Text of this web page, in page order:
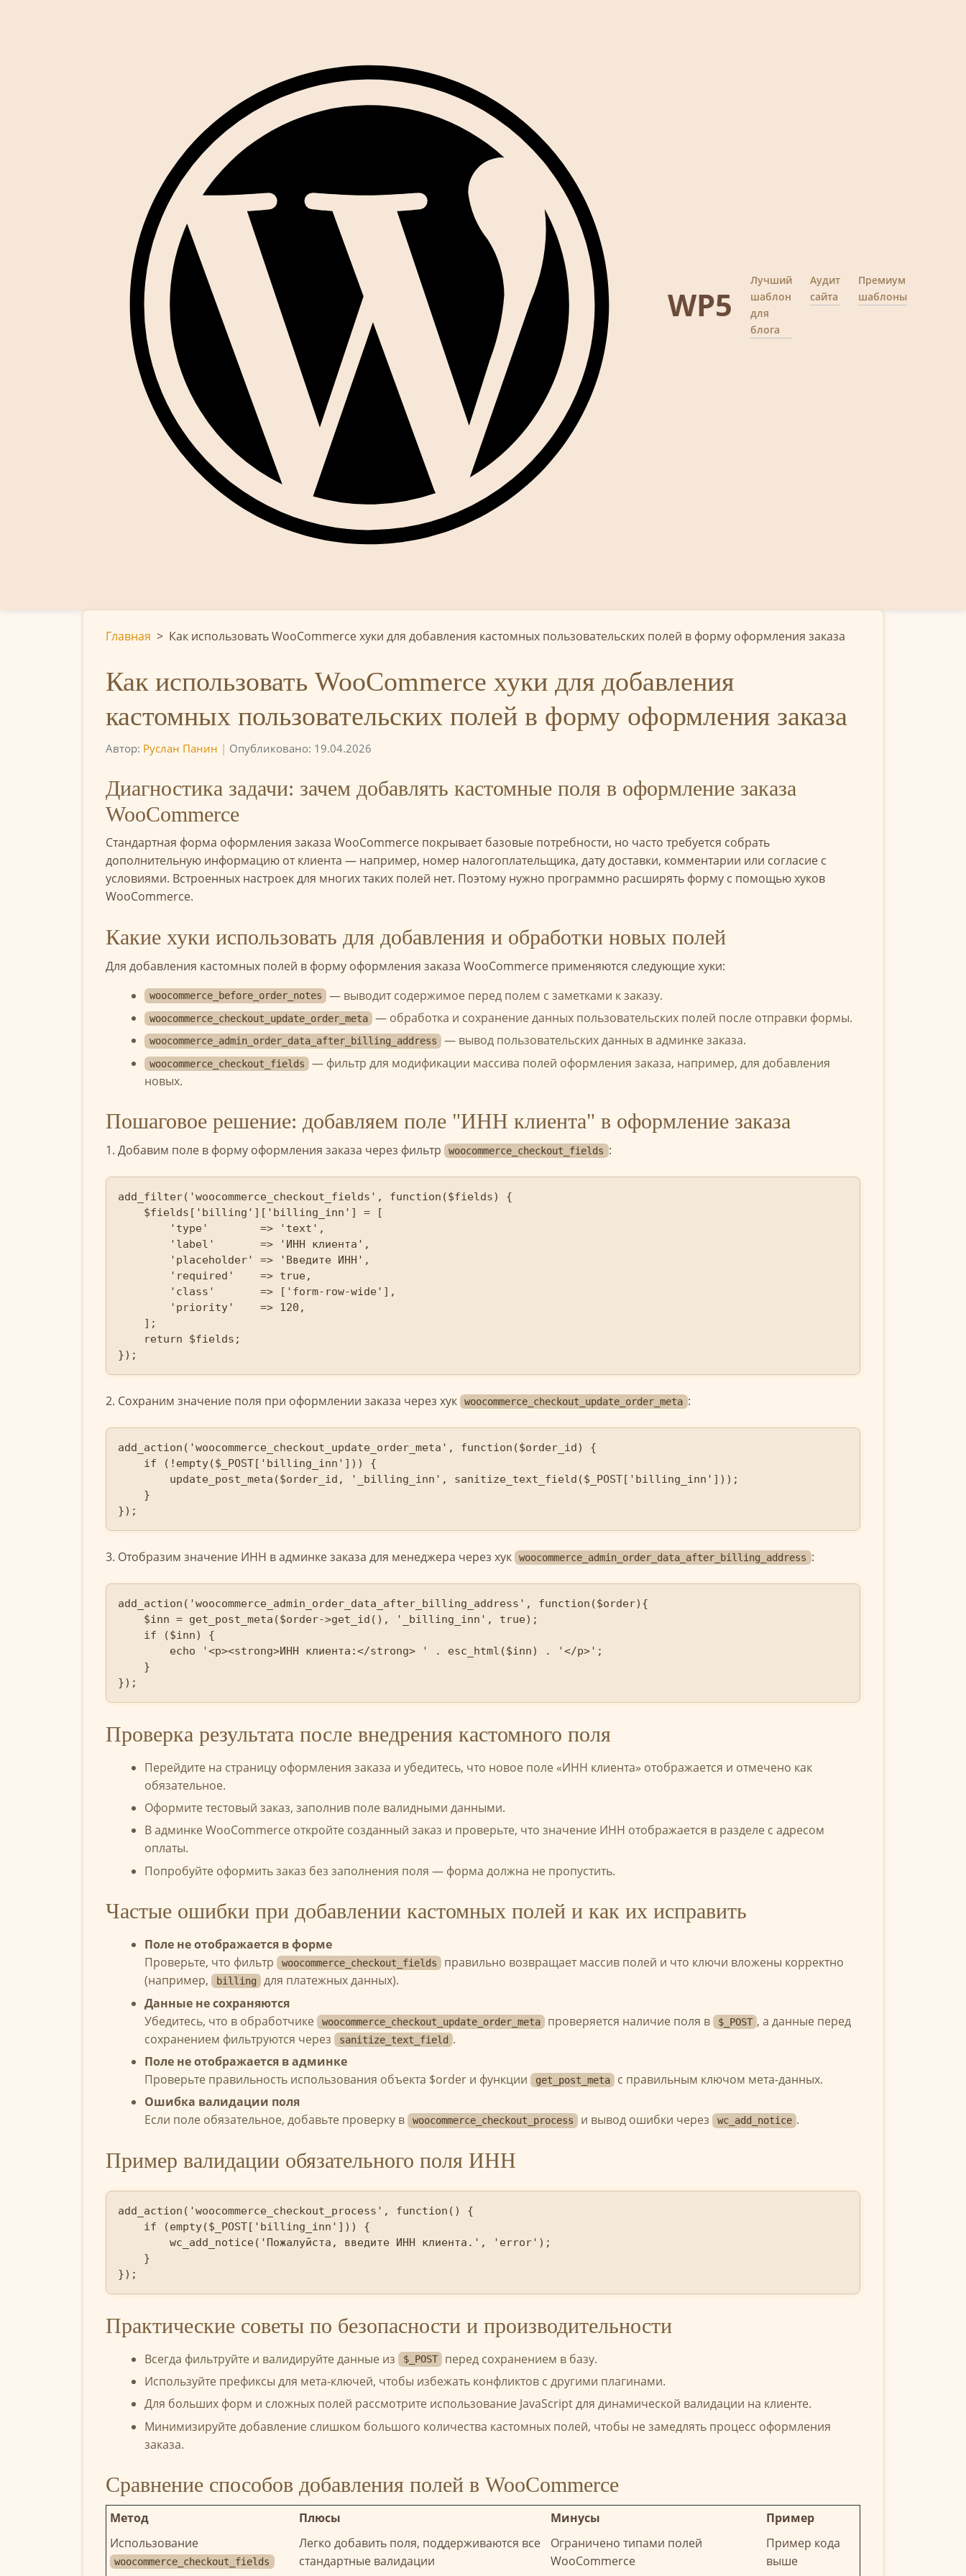
WP5
Лучший
шаблон
для
блога
Аудит
сайта
Премиум
шаблоны
Главная > Как использовать WooCommerce хуки для добавления кастомных пользовательских полей в форму оформления заказа
Как использовать WooCommerce хуки для добавления
кастомных пользовательских полей в форму оформления заказа
Автор: Руслан Панин | Опубликовано: 19.04.2026
Диагностика задачи: зачем добавлять кастомные поля в оформление заказа
WooCommerce
Стандартная форма оформления заказа WooCommerce покрывает базовые потребности, но часто требуется собрать
дополнительную информацию от клиента — например, номер налогоплательщика, дату доставки, комментарии или согласие с
условиями. Встроенных настроек для многих таких полей нет. Поэтому нужно программно расширять форму с помощью хуков
WooCommerce.
Какие хуки использовать для добавления и обработки новых полей
Для добавления кастомных полей в форму оформления заказа WooCommerce применяются следующие хуки:
woocommerce_before_order_notes — выводит содержимое перед полем с заметками к заказу.
woocommerce_checkout_update_order_meta — обработка и сохранение данных пользовательских полей после отправки формы.
woocommerce_admin_order_data_after_billing_address — вывод пользовательских данных в админке заказа.
woocommerce_checkout_fields
— фильтр для модификации массива полей оформления заказа, например, для добавления
новых.
Пошаговое решение: добавляем поле "ИНН клиента" в оформление заказа
1. Добавим поле в форму оформления заказа через фильтр woocommerce_checkout_fields :
add_filter('woocommerce_checkout_fields', function($fields) {
    $fields['billing']['billing_inn'] = [
        'type'        => 'text',
        'label'       => 'ИНН клиента',
        'placeholder' => 'Введите ИНН',
        'required'    => true,
        'class'       => ['form-row-wide'],
        'priority'    => 120,
    ];
    return $fields;
});
2. Сохраним значение поля при оформлении заказа через хук woocommerce_checkout_update_order_meta :
add_action('woocommerce_checkout_update_order_meta', function($order_id) {
    if (!empty($_POST['billing_inn'])) {
        update_post_meta($order_id, '_billing_inn', sanitize_text_field($_POST['billing_inn']));
    }
});
3. Отобразим значение ИНН в админке заказа для менеджера через хук woocommerce_admin_order_data_after_billing_address :
add_action('woocommerce_admin_order_data_after_billing_address', function($order){
    $inn = get_post_meta($order->get_id(), '_billing_inn', true);
    if ($inn) {
        echo '<p><strong>ИНН клиента:</strong> ' . esc_html($inn) . '</p>';
    }
});
Проверка результата после внедрения кастомного поля
Перейдите на страницу оформления заказа и убедитесь, что новое поле «ИНН клиента» отображается и отмечено как
обязательное.
Оформите тестовый заказ, заполнив поле валидными данными.
В админке WooCommerce откройте созданный заказ и проверьте, что значение ИНН отображается в разделе с адресом
оплаты.
Попробуйте оформить заказ без заполнения поля — форма должна не пропустить.
Частые ошибки при добавлении кастомных полей и как их исправить
Поле не отображается в форме
Проверьте, что фильтр woocommerce_checkout_fields
правильно возвращает массив полей и что ключи вложены корректно
(например, billing
для платежных данных).
Данные не сохраняются
Убедитесь, что в обработчике woocommerce_checkout_update_order_meta проверяется наличие поля в $_POST , а данные перед
сохранением фильтруются через sanitize_text_field .
Поле не отображается в админке
Проверьте правильность использования объекта $order и функции get_post_meta
с правильным ключом мета-данных.
Ошибка валидации поля
Если поле обязательное, добавьте проверку в woocommerce_checkout_process и вывод ошибки через wc_add_notice .
Пример валидации обязательного поля ИНН
add_action('woocommerce_checkout_process', function() {
    if (empty($_POST['billing_inn'])) {
        wc_add_notice('Пожалуйста, введите ИНН клиента.', 'error');
    }
});
Практические советы по безопасности и производительности
Всегда фильтруйте и валидируйте данные из $_POST
перед сохранением в базу.
Используйте префиксы для мета-ключей, чтобы избежать конфликтов с другими плагинами.
Для больших форм и сложных полей рассмотрите использование JavaScript для динамической валидации на клиенте.
Минимизируйте добавление слишком большого количества кастомных полей, чтобы не замедлять процесс оформления
заказа.
Сравнение способов добавления полей в WooCommerce
Метод Плюсы Минусы
Пример
Использование
woocommerce_checkout_fields
Легко добавить поля, поддерживаются все
стандартные валидации
Ограничено типами полей
WooCommerce
Пример кода
выше